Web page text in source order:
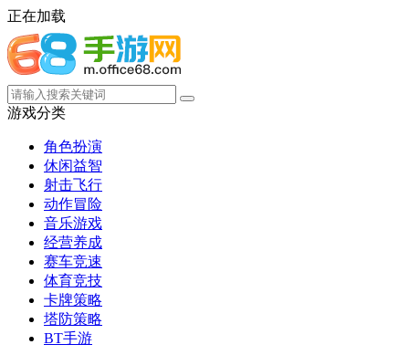
正在加载
游戏分类
角色扮演
休闲益智
射击飞行
动作冒险
音乐游戏
经营养成
赛车竞速
体育竞技
卡牌策略
塔防策略
BT手游